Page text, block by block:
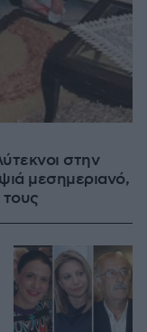
στην
μεσημεριανό,